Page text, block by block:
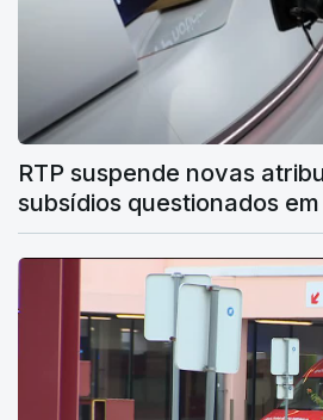
RTP suspende novas
subsídios questionados